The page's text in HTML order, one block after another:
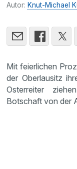
Autor: Knut-Michael
Mit feierlichen
der Oberlausitz
Osterreiter
Botschaft von der